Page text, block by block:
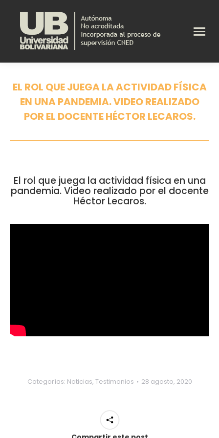
EL ROL QUE JUEGA LA ACTIVIDAD FÍSICA
EN UNA PANDEMIA. VIDEO REALIZADO
POR EL DOCENTE HÉCTOR LECAROS.
El rol que juega la actividad física en una
pandemia. Video realizado por el docente
Héctor Lecaros.
Categorías: Noticias, Testimonios 28 agosto, 2020